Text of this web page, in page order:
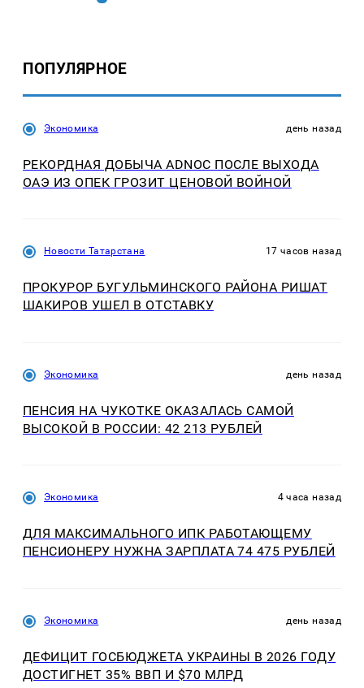
ПОПУЛЯРНОЕ
Экономика день назад
РЕКОРДНАЯ ДОБЫЧА ADNOC ПОСЛЕ ВЫХОДА
ОАЭ ИЗ ОПЕК ГРОЗИТ ЦЕНОВОЙ ВОЙНОЙ
Новости Татарстана 17 часов назад
ПРОКУРОР БУГУЛЬМИНСКОГО РАЙОНА РИШАТ
ШАКИРОВ УШЕЛ В ОТСТАВКУ
Экономика день назад
ПЕНСИЯ НА ЧУКОТКЕ ОКАЗАЛАСЬ САМОЙ
ВЫСОКОЙ В РОССИИ: 42 213 РУБЛЕЙ
Экономика 4 часа назад
ДЛЯ МАКСИМАЛЬНОГО ИПК РАБОТАЮЩЕМУ
ПЕНСИОНЕРУ НУЖНА ЗАРПЛАТА 74 475 РУБЛЕЙ
Экономика день назад
ДЕФИЦИТ ГОСБЮДЖЕТА УКРАИНЫ В 2026 ГОДУ
ДОСТИГНЕТ 35% ВВП И $70 МЛРД